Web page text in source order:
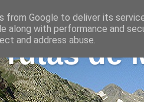
rutas de
from Google to deliver its
along with performance and
and address abuse.